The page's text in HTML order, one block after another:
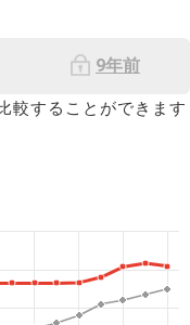
9年前
較することができます